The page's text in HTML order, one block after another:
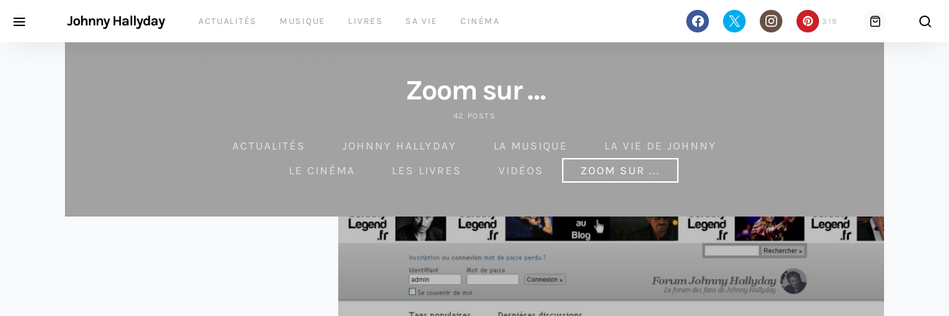
Johnny Hallyday ACTUALITÉS MUSIQUE LIVRES SA VIE CINÉMA 319
Zoom sur …
42 POSTS
ACTUALITÉS JOHNNY HALLYDAY LA MUSIQUE
LA VIE DE JOHNNY
LE CINÉMA
LES LIVRES VIDÉOS ZOOM SUR ...